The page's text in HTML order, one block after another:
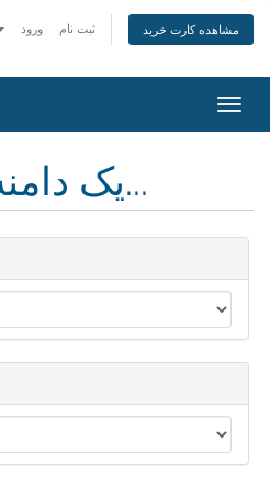
ورود ثبت نام مشاهده کارت خرید
تغییر
یک دامنه انتخاب کنید...